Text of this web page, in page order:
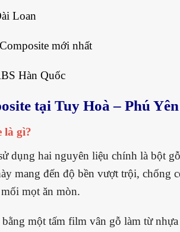
Loan
mới nhất
Hàn Quốc
tại Tuy Hoà – Phú Yên
là gì?
dụng hai nguyên liệu chính là bột
mang đến độ bền vượt trội, chống
mọt ăn mòn.
một tấm film vân gỗ làm từ